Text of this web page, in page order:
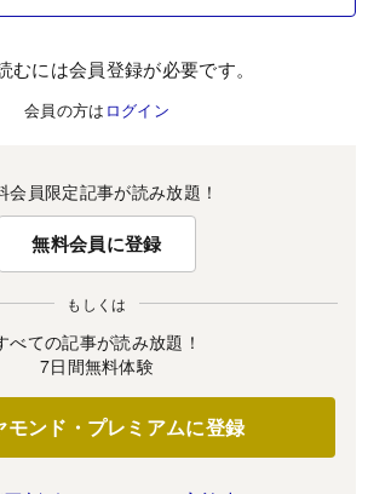
むには会員登録が必要です。
会員の方は ログイン
会員限定記事が読み放題！
無料会員に登録
もしくは
べての記事が読み放題！
7日間無料体験
モンド・プレミアムに登録